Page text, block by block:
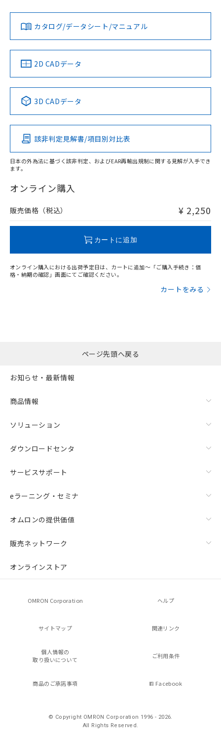
ダウンロードデータをご利用いただく前に、以下を必ずお読
みください。
ソフトウェアの使用条件
対応済み
中国 RoHS 注意事項・凡例
Pb Hg Cd Cr(VI)
O
在庫等で未対応品が混在する可能性があります。
問い合わせください。
LR型式承認
（イギリス
船舶規格）
DNV型式承認
（ノルウェー
BV型式承認
（フランス
KR型式
（韓国
No No No No
この製品の規格認証/適合状況ページへ
その他の認証はこちらのページからご検索ください
カタログ/データシート/マニュアル
2D CADデータ
3D CADデータ
該非判定見解書/項目別対比表
日本の外為法に基づく該非判定、およびEAR再輸出規制に関する見解が入手でき
ます。
オンライン購入
販売価格（税込） ¥ 2,250
カートに追加
オンライン購入における出荷予定日は、カートに追加～「ご購入手続き：価
格・納期の確認」画面にてご確認ください。
カートをみる
ページ先頭へ戻る
お知らせ・最新情報
商品情報
ソリューション
ダウンロードセンタ
サービスサポート
eラーニング・セミナ
オムロンの提供価値
販売ネットワーク
オンラインストア
OMRON Corporation ヘルプ
サイトマップ 関連リンク
個人情報の
取り扱いについて
ご利用条件
商品のご承諾事項 Facebook
© Copyright OMRON Corporation 1996 - 2026.
All Rights Reserved.